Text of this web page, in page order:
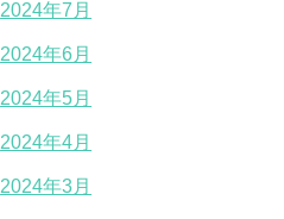
2024年7月
2024年6月
2024年5月
2024年4月
2024年3月